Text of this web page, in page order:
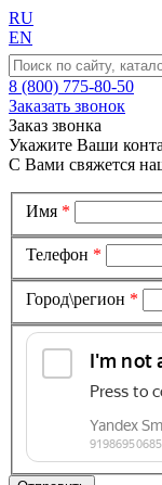
RU
EN
8 (800) 775-80-50
Заказать звонок
Заказ звонка
Укажите Ваши
С Вами свяжется
Имя *
Телефон *
Город\регион *